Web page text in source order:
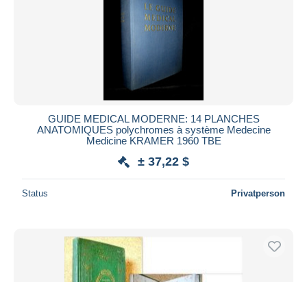
GUIDE MEDICAL MODERNE: 14 PLANCHES
ANATOMIQUES polychromes à système Medecine
Medicine KRAMER 1960 TBE
± 37,22 $
Status Privatperson